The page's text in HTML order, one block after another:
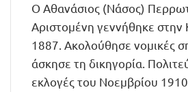
Ο Αθανάσιος (Νάσος)
Αριστομένη γεννήθηκε στην
1887. Ακολούθησε νομικές
άσκησε τη δικηγορία.
εκλογές του Νοεμβρίου 1910